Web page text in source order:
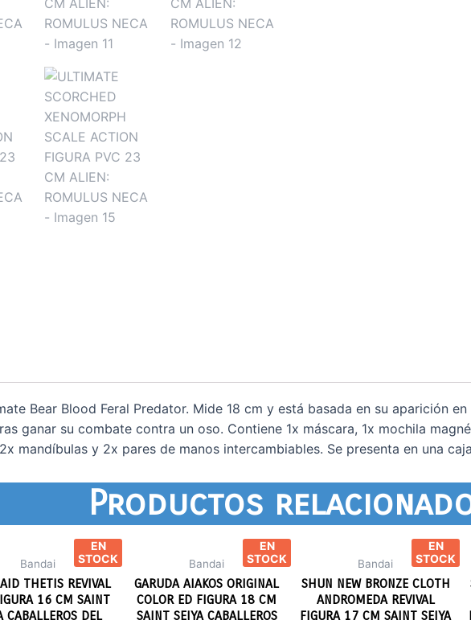
Bear Blood Feral Predator. Mide 18 cm y está basada en su aparición en
ganar su combate contra un oso. Contiene 1x máscara, 1x mochila
mandíbulas y 2x pares de manos intercambiables. Se presenta en una
Productos
EN
STOCK
Bandai
THETIS REVIVAL
16 CM SAINT
CABALLEROS DEL
EN
STOCK
Bandai
GARUDA AIAKOS ORIGINAL
COLOR ED FIGURA 18 CM
SAINT SEIYA CABALLEROS
EN
STOCK
Bandai
SHUN NEW BRONZE CLOTH
ANDROMEDA REVIVAL
FIGURA 17 CM SAINT SEIYA